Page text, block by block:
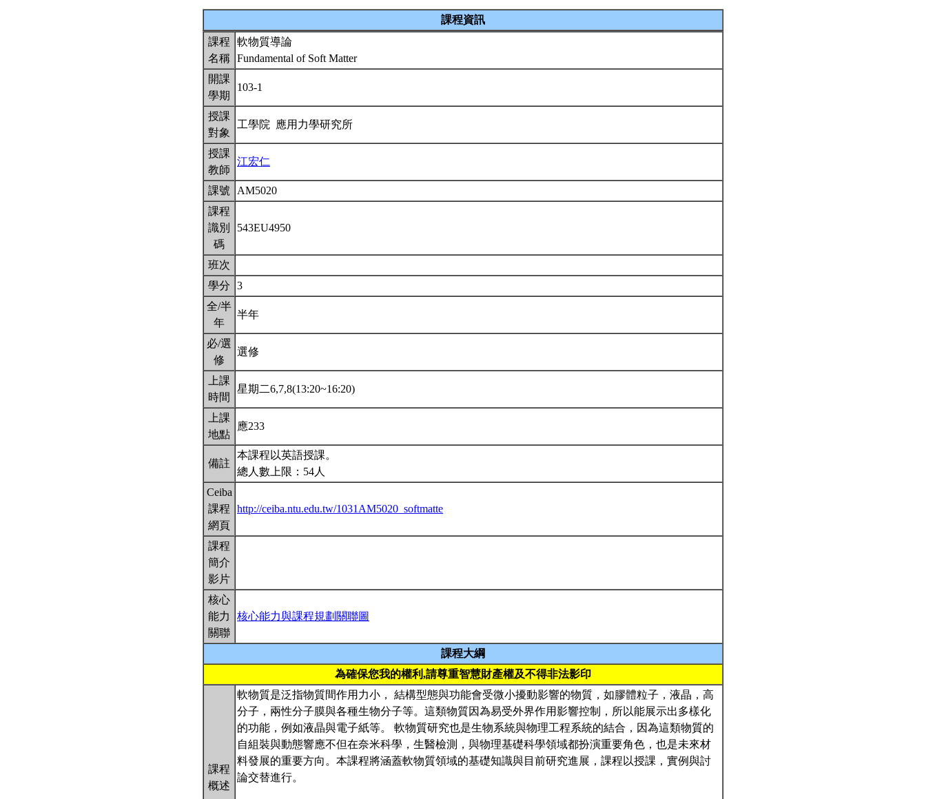
課程資訊
課程
名稱
軟物質導論
Fundamental of Soft Matter
開課
學期
103-1
授課
對象
工學院 應用力學研究所
授課
教師
江宏仁
課號
AM5020
課程
識別
碼
543EU4950
班次
學分
3
全/半
年
半年
必/選
修
選修
上課
時間
星期二6,7,8(13:20~16:20)
上課
地點
應233
備註
本課程以英語授課。
總人數上限：54人
Ceiba
課程
網頁
http://ceiba.ntu.edu.tw/1031AM5020_softmatte
課程
簡介
影片
核心
能力
關聯
核心能力與課程規劃關聯圖
課程大綱
為確保您我的權利,請尊重智慧財產權及不得非法影印
課程
概述
軟物質是泛指物質間作用力小， 結構型態與功能會受微小擾動影響的物質，如膠體粒子，液晶，高
分子，兩性分子膜與各種生物分子等。這類物質因為易受外界作用影響控制，所以能展示出多樣化
的功能，例如液晶與電子紙等。 軟物質研究也是生物系統與物理工程系統的結合，因為這類物質的
自組裝與動態響應不但在奈米科學，生醫檢測，與物理基礎科學領域都扮演重要角色，也是未來材
料發展的重要方向。本課程將涵蓋軟物質領域的基礎知識與目前研究進展，課程以授課，實例與討
論交替進行。